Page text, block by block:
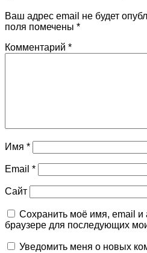
Ваш адрес email не будет
поля помечены *
Комментарий *
Имя *
Email *
Сайт
Сохранить моё имя, email и
браузере для последующих
Уведомить меня о новых